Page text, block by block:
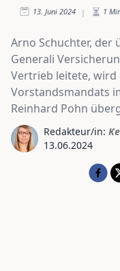
13. Juni 2024 | 1
Arno Schuchter, der
Generali
Vertrieb leitete, wird
Vorstandsmandats
Reinhard Pohn
Redakteur/in:
13.06.2024